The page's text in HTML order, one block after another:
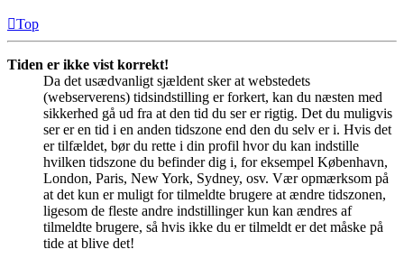
Top
Tiden er ikke vist korrekt!
Da det usædvanligt sjældent sker at webstedets
(webserverens) tidsindstilling er forkert, kan du næsten med
sikkerhed gå ud fra at den tid du ser er rigtig. Det du muligvis
ser er en tid i en anden tidszone end den du selv er i. Hvis det
er tilfældet, bør du rette i din profil hvor du kan indstille
hvilken tidszone du befinder dig i, for eksempel København,
London, Paris, New York, Sydney, osv. Vær opmærksom på
at det kun er muligt for tilmeldte brugere at ændre tidszonen,
ligesom de fleste andre indstillinger kun kan ændres af
tilmeldte brugere, så hvis ikke du er tilmeldt er det måske på
tide at blive det!